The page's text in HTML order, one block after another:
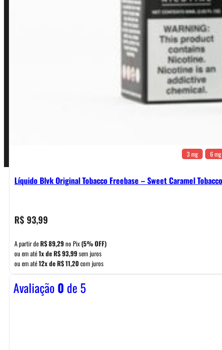
3 mg 6 mg
Líquido Blvk Original Tobacco Freebase – Sweet Caramel Tobacco
R$93,99
A partir deR$89,29no Pix(5% OFF)
ou em até1x deR$93,99sem juros
ou em até12x deR$11,20com juros
Avaliação0 de 5
Política de Frete e Pagamento
Política de Garantia, Reembolso e Devolução